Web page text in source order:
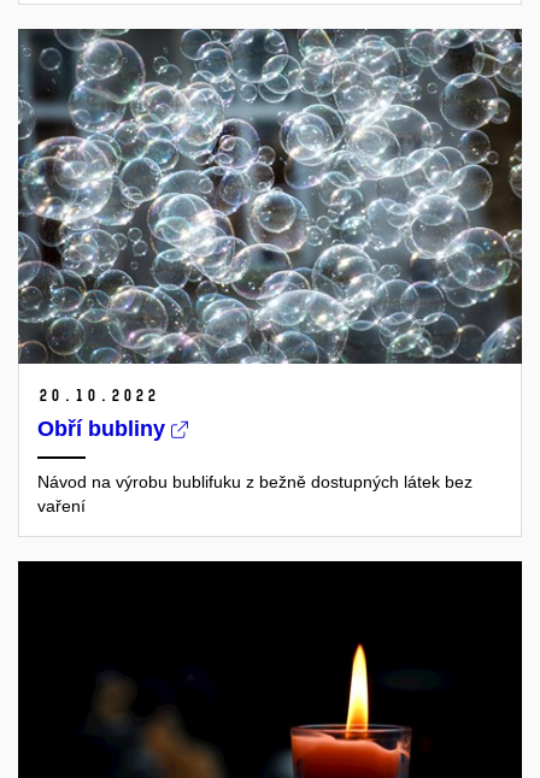
20. 10. 2022
Obří bubliny
Návod na výrobu bublifuku z bežně dostupných látek bez
vaření